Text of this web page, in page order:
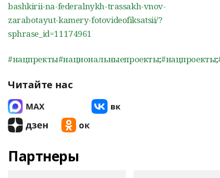
bashkirii-na-federalnykh-trassakh-vnov-
zarabotayut-kamery-fotovideofiksatsii/?
sphrase_id=11174961
#нацпректы#национальныепроекты;#нацпроекты;
Читайте нас
Партнеры